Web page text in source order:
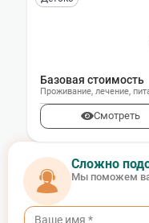
Базовая стоимость
Проживание, лечение,
Смотреть
Сложно
Мы поможем